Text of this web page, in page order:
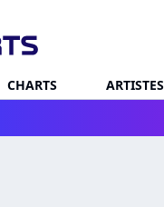
CHARTS ARTISTES